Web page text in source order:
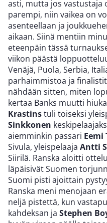
asti, mutta jos vastustaja
parempi, niin vaikea on
asenteellaan ja
aikaan. Siinä mentiin
eteenpäin tässä
viikon päästä
Venäjä, Puola, Serbia,
parhaimmistoa ja
nähdään sitten, miten
kertaa Banks muutti
Krastinstuli toiseksi
Sinkkonen
aiemminkin passari
Sivula, yleispelaaja Antti
Siirilä. Ranska aloitti
läpäisivät Suomen
Suomi pisti ajoittain
Ranska meni menojaan
neljä pistettä, kun
kahdeksan ja Stephen